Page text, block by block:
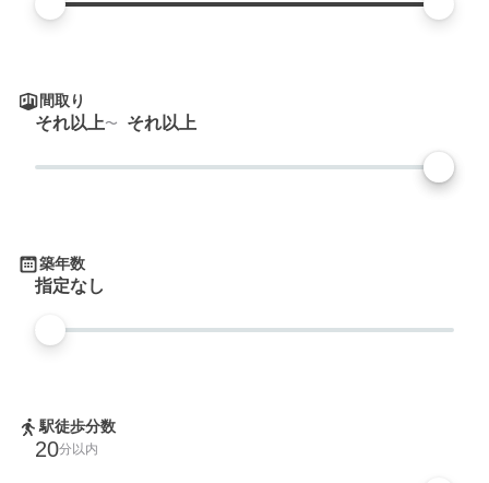
間取り
それ以上 それ以上
築年数
指定なし
駅徒歩分数
20分以内